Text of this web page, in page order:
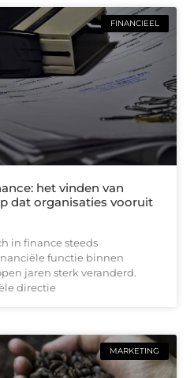
FINANCIEEL
het vinden van
dat organisaties vooruit
in finance steeds
functie binnen
jaren sterk veranderd.
directie
MARKETING